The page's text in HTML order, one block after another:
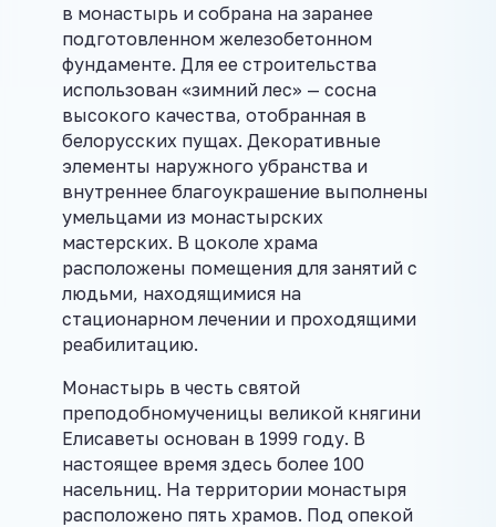
в монастырь и собрана на заранее
подготовленном железобетонном
фундаменте. Для ее строительства
использован «зимний лес» — сосна
высокого качества, отобранная в
белорусских пущах. Декоративные
элементы наружного убранства и
внутреннее благоукрашение выполнены
умельцами из монастырских
мастерских. В цоколе храма
расположены помещения для занятий с
людьми, находящимися на
стационарном лечении и проходящими
реабилитацию.
Монастырь в честь святой
преподобномученицы великой княгини
Елисаветы основан в 1999 году. В
настоящее время здесь более 100
насельниц. На территории монастыря
расположено пять храмов. Под опекой